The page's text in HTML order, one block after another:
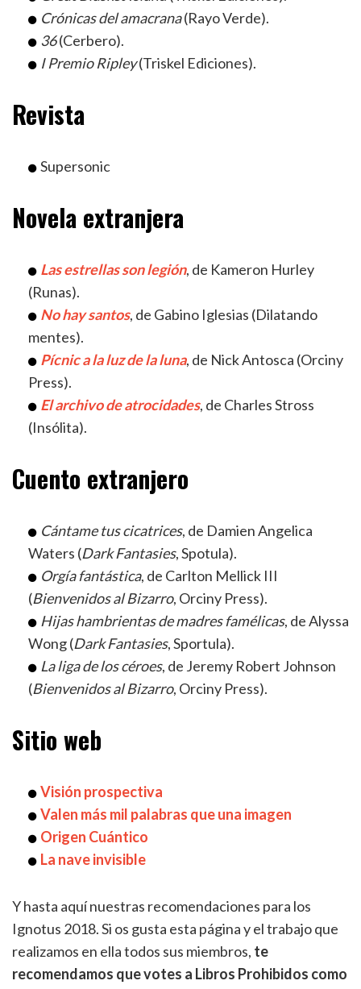
Crónicas del amacrana(Rayo Verde).
36(Cerbero).
I Premio Ripley(Triskel Ediciones).
Revista
Supersonic
Novela extranjera
Las estrellas son legión, de Kameron Hurley
(Runas).
No hay santos, de Gabino Iglesias (Dilatando
mentes).
Pícnic a la luz de la luna, de Nick Antosca (Orciny
Press).
El archivo de atrocidades, de Charles Stross
(Insólita).
Cuento extranjero
Cántame tus cicatrices, de Damien Angelica
Waters (Dark Fantasies, Spotula).
Orgía fantástica, de Carlton Mellick III
(Bienvenidos al Bizarro, Orciny Press).
Hijas hambrientas de madres famélicas, de Alyssa
Wong (Dark Fantasies, Sportula).
La liga de los céroes, de Jeremy Robert Johnson
(Bienvenidos al Bizarro, Orciny Press).
Sitio web
Visión prospectiva
Valen más mil palabras que una imagen
Origen Cuántico
La nave invisible
Y hasta aquí nuestras recomendaciones para los
Ignotus 2018. Si os gusta esta página y el trabajo que
realizamos en ella todos sus miembros, te
recomendamos que votes a Libros Prohibidos como